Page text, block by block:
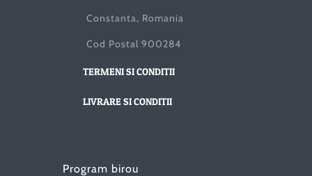
Constanta, Romania
Cod Postal 900284
TERMENI SI CONDITII
LIVRARE SI CONDITII
Program birou